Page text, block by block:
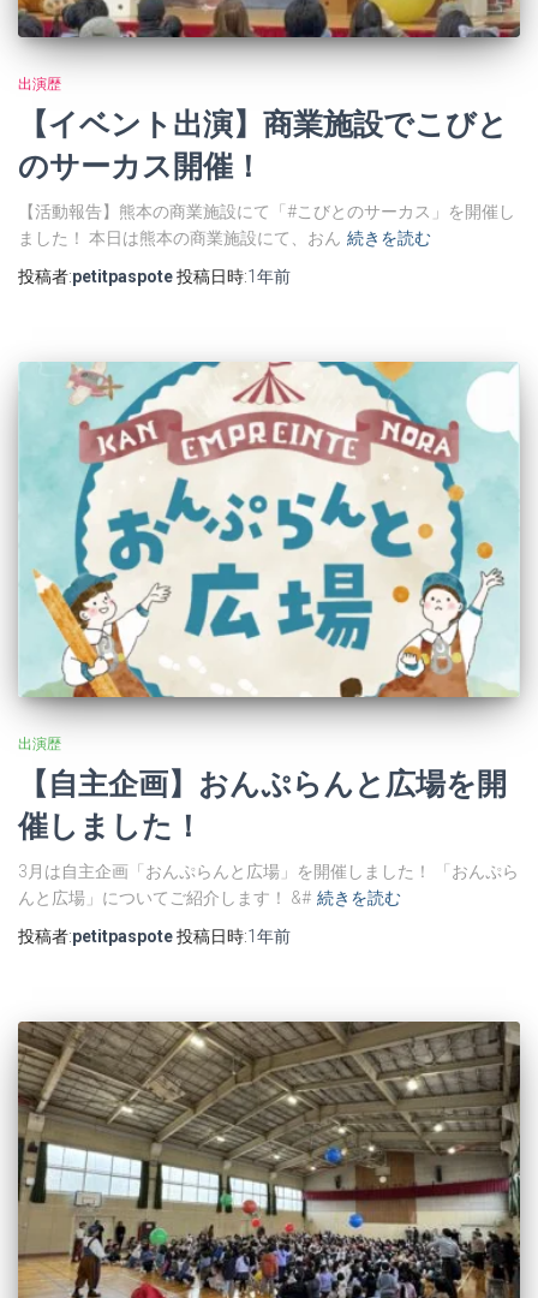
出演歴
【イベント出演】商業施設でこびと
のサーカス開催！
【活動報告】熊本の商業施設にて「#こびとのサーカス」を開催し
ました！ 本日は熊本の商業施設にて、おん 続きを読む
投稿者:petitpaspote投稿日時:1年前
出演歴
【自主企画】おんぷらんと広場を開
催しました！
3月は自主企画「おんぷらんと広場」を開催しました！ 「おんぷら
んと広場」についてご紹介します！ &# 続きを読む
投稿者:petitpaspote投稿日時:1年前